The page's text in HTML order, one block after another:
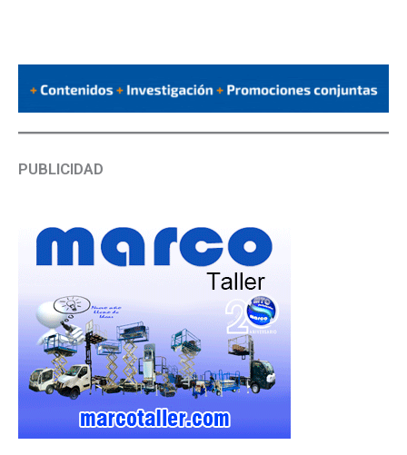
PUBLICIDAD